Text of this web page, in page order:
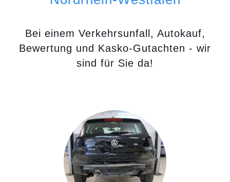
Bei einem Verkehrsunfall, Autokauf,
Bewertung und Kasko-Gutachten - wir
sind für Sie da!